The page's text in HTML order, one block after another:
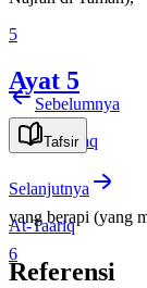
5
Ayat 5
Tafsir
yang berapi (yang
6
Sebelumnya
Al-Inshiqaaq
Selanjutnya
At-Taariq
Referensi